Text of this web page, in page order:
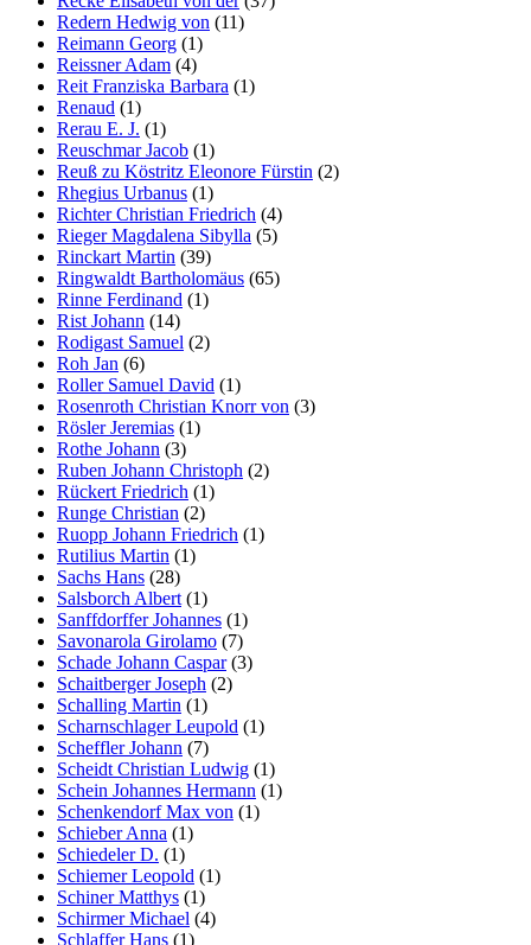
Redern Hedwig von (11)
Reimann Georg (1)
Reissner Adam (4)
Reit Franziska Barbara (1)
Renaud (1)
Rerau E. J. (1)
Reuschmar Jacob (1)
Reuß zu Köstritz Eleonore Fürstin (2)
Rhegius Urbanus (1)
Richter Christian Friedrich (4)
Rieger Magdalena Sibylla (5)
Rinckart Martin (39)
Ringwaldt Bartholomäus (65)
Rinne Ferdinand (1)
Rist Johann (14)
Rodigast Samuel (2)
Roh Jan (6)
Roller Samuel David (1)
Rosenroth Christian Knorr von (3)
Rösler Jeremias (1)
Rothe Johann (3)
Ruben Johann Christoph (2)
Rückert Friedrich (1)
Runge Christian (2)
Ruopp Johann Friedrich (1)
Rutilius Martin (1)
Sachs Hans (28)
Salsborch Albert (1)
Sanffdorffer Johannes (1)
Savonarola Girolamo (7)
Schade Johann Caspar(3)
Schaitberger Joseph (2)
Schalling Martin (1)
Scharnschlager Leupold (1)
Scheffler Johann (7)
Scheidt Christian Ludwig (1)
Schein Johannes Hermann (1)
Schenkendorf Max von (1)
Schieber Anna (1)
Schiedeler D. (1)
Schiemer Leopold (1)
Schiner Matthys (1)
Schirmer Michael (4)
Schlaffer Hans (1)